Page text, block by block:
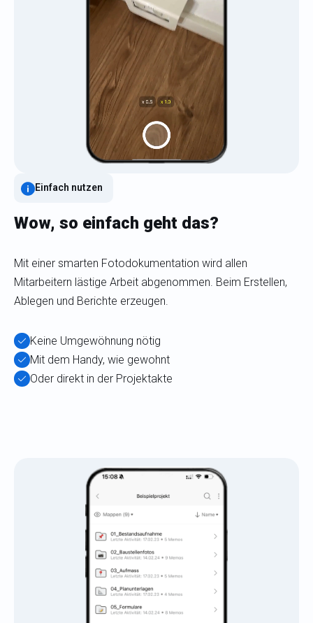
Einfach nutzen
Wow, so einfach geht das?
Mit einer smarten Fotodokumentation wird allen
Mitarbeitern lästige Arbeit abgenommen. Beim Erstellen,
Ablegen und Berichte erzeugen.
Keine Umgewöhnung nötig
Mit dem Handy, wie gewohnt
Oder direkt in der Projektakte